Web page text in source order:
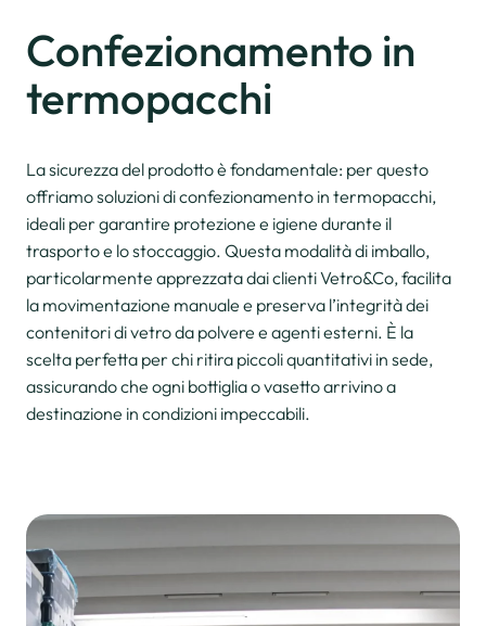
Confezionamento in
termopacchi
La sicurezza del prodotto è fondamentale: per questo
offriamo soluzioni di confezionamento in termopacchi,
ideali per garantire protezione e igiene durante il
trasporto e lo stoccaggio. Questa modalità di imballo,
particolarmente apprezzata dai clienti Vetro&Co, facilita
la movimentazione manuale e preserva l’integrità dei
contenitori di vetro da polvere e agenti esterni. È la
scelta perfetta per chi ritira piccoli quantitativi in sede,
assicurando che ogni bottiglia o vasetto arrivino a
destinazione in condizioni impeccabili.